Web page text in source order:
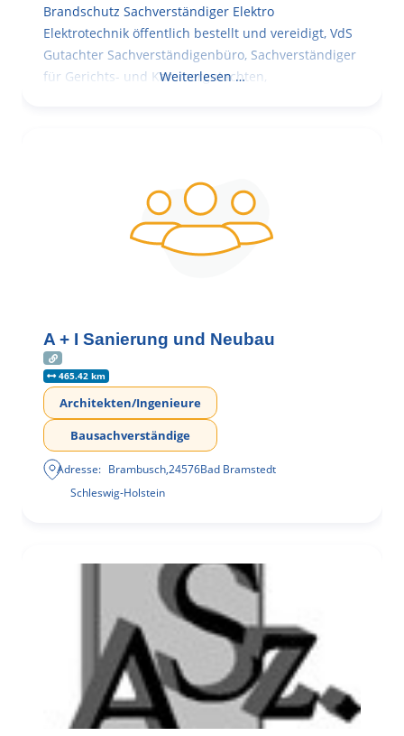
Brandschutz Sachverständiger Elektro
Elektrotechnik öffentlich bestellt und vereidigt, VdS
Gutachter Sachverständigenbüro, Sachverständiger
für Gerichts- und Kammergutachten,
Weiterlesen …
A + I Sanierung und Neubau
465.42 km
Architekten/Ingenieure
Bausachverständige
Adresse: Brambusch,24576Bad Bramstedt
Schleswig-Holstein